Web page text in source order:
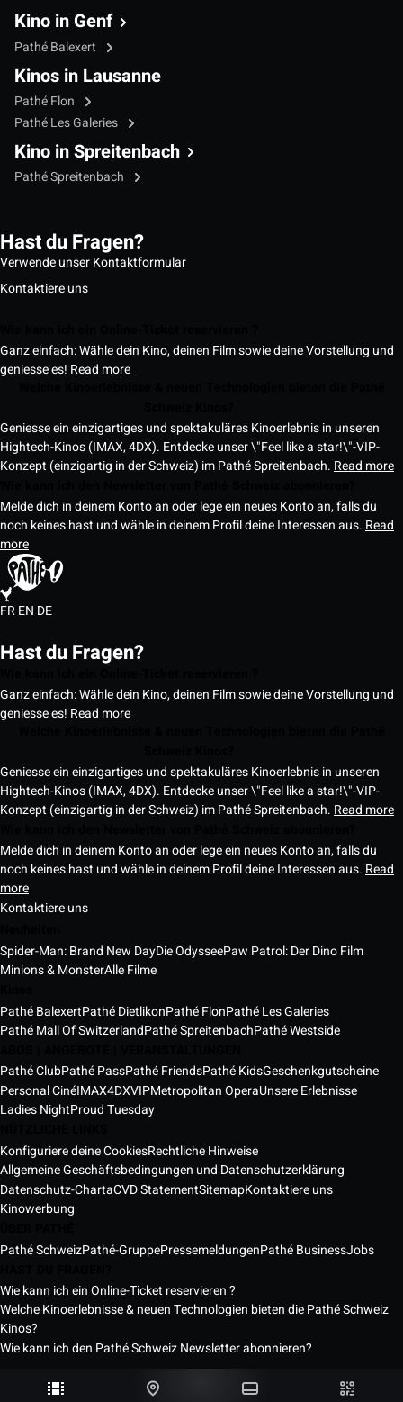
Kino in Genf
Pathé Balexert
Kinos in Lausanne
Pathé Flon
Pathé Les Galeries
Kino in Spreitenbach
Pathé Spreitenbach
Hast du Fragen?
Verwende unser Kontaktformular
Kontaktiere uns
Ganz einfach: Wähle dein Kino, deinen Film sowie deine Vorstellung und
geniesse es! Read more
Geniesse ein einzigartiges und spektakuläres Kinoerlebnis in unseren
Hightech-Kinos (IMAX, 4DX). Entdecke unser \"Feel like a star!\"-VIP-
Konzept (einzigartig in der Schweiz) im Pathé Spreitenbach. Read more
Melde dich in deinem Konto an oder lege ein neues Konto an, falls du
noch keines hast und wähle in deinem Profil deine Interessen aus. Read
more
FREN DE
Hast du Fragen?
Ganz einfach: Wähle dein Kino, deinen Film sowie deine Vorstellung und
geniesse es! Read more
Geniesse ein einzigartiges und spektakuläres Kinoerlebnis in unseren
Hightech-Kinos (IMAX, 4DX). Entdecke unser \"Feel like a star!\"-VIP-
Konzept (einzigartig in der Schweiz) im Pathé Spreitenbach. Read more
Melde dich in deinem Konto an oder lege ein neues Konto an, falls du
noch keines hast und wähle in deinem Profil deine Interessen aus. Read
more
Kontaktiere uns
Spider-Man: Brand New DayDie OdysseePaw Patrol: Der Dino Film
Minions & MonsterAlle Filme
Pathé BalexertPathé DietlikonPathé FlonPathé Les Galeries
Pathé Mall Of SwitzerlandPathé SpreitenbachPathé Westside
Pathé ClubPathé PassPathé FriendsPathé KidsGeschenkgutscheine
Personal CinéIMAX4DXVIPMetropolitan OperaUnsere Erlebnisse
Ladies NightProud Tuesday
Konfiguriere deine CookiesRechtliche Hinweise
Allgemeine Geschäftsbedingungen und Datenschutzerklärung
Datenschutz-ChartaCVD StatementSitemapKontaktiere uns
Kinowerbung
Pathé SchweizPathé-GruppePressemeldungenPathé BusinessJobs
Wie kann ich ein Online-Ticket reservieren ?
Welche Kinoerlebnisse & neuen Technologien bieten die Pathé Schweiz
Kinos?
Wie kann ich den Pathé Schweiz Newsletter abonnieren?
Pathé Schweiz Kinos © 2026